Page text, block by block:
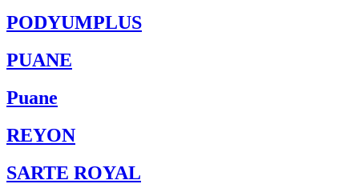
PODYUMPLUS
PUANE
Puane
REYON
SARTE ROYAL